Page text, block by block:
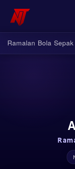
Ramalan Bola Sepak